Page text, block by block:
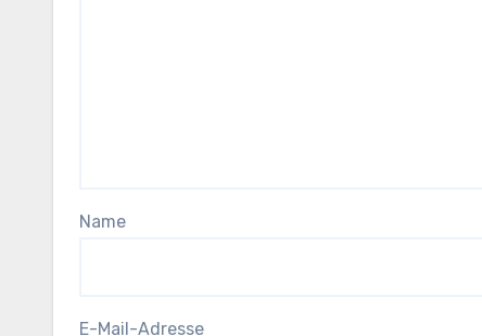
Name
E-Mail-Adresse